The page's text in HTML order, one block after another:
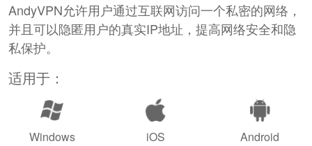
AndyVPN允许用户通过互联网访问一个私密的网络，
并且可以隐匿用户的真实IP地址，提高网络安全和隐
私保护。
适用于：
Windows iOS Android